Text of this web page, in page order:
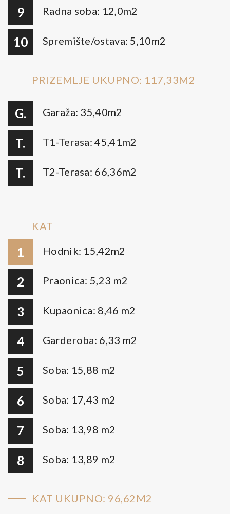
9 Radna soba: 12,0m2
10 Spremište/ostava: 5,10m2
PRIZEMLJE UKUPNO: 117,33M2
G. Garaža: 35,40m2
T. T1-Terasa: 45,41m2
T. T2-Terasa: 66,36m2
KAT
1 Hodnik: 15,42m2
2 Praonica: 5,23 m2
3 Kupaonica: 8,46 m2
4 Garderoba: 6,33 m2
5 Soba: 15,88 m2
6 Soba: 17,43 m2
7 Soba: 13,98 m2
8 Soba: 13,89 m2
KAT UKUPNO: 96,62M2